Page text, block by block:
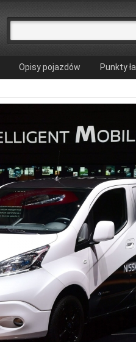
Opisy pojazdów Punkty